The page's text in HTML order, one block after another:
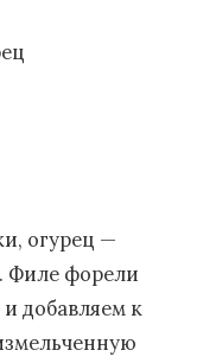
огурец —
Филе форели
добавляем к